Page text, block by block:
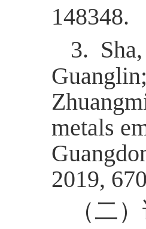
148348.
3.
metals
2019,
（二